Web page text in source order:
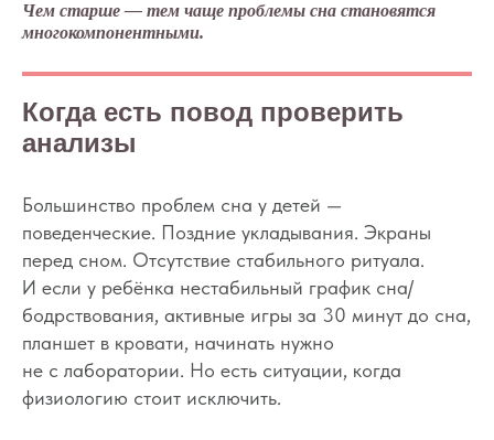
Чем старше — тем чаще проблемы сна становятся
многокомпонентными.
Когда есть повод проверить
анализы
Большинство проблем сна у детей —
поведенческие. Поздние укладывания. Экраны
перед сном. Отсутствие стабильного ритуала.
И если у ребёнка нестабильный график сна/
бодрствования, активные игры за 30 минут до сна,
планшет в кровати, начинать нужно
не с лаборатории. Но есть ситуации, когда
физиологию стоит исключить.